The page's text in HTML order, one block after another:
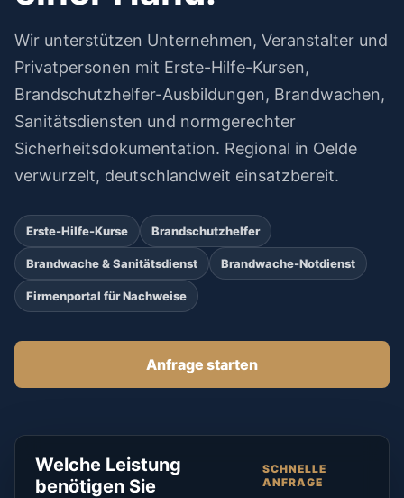
Wir unterstützen Unternehmen, Veranstalter und
Privatpersonen mit Erste-Hilfe-Kursen,
Brandschutzhelfer-Ausbildungen, Brandwachen,
Sanitätsdiensten und normgerechter
Sicherheitsdokumentation. Regional in Oelde
verwurzelt, deutschlandweit einsatzbereit.
Erste-Hilfe-Kurse Brandschutzhelfer
Brandwache & Sanitätsdienst Brandwache-Notdienst
Firmenportal für Nachweise
Anfrage starten
Welche Leistung
benötigen Sie
SCHNELLE
ANFRAGE